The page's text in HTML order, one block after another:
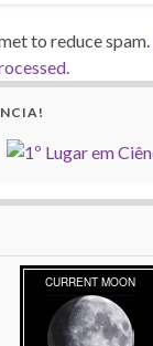
to reduce spam.